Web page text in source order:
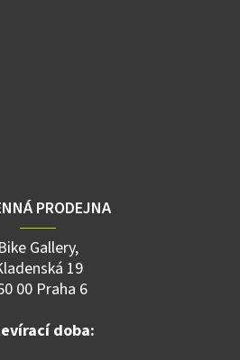
PRODEJNA
Bike Gallery,
19
00 Praha 6
doba: